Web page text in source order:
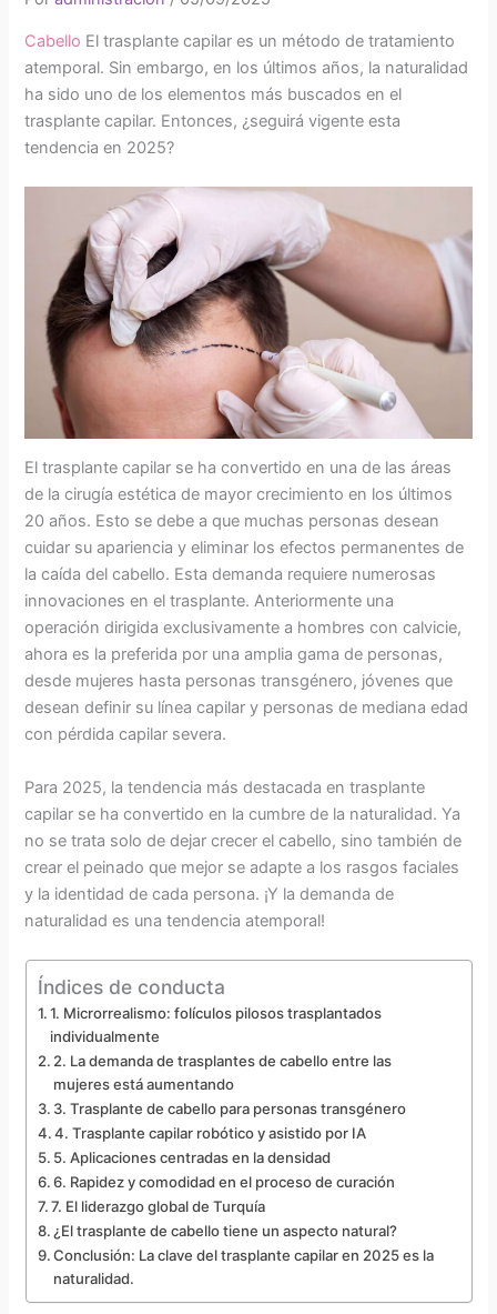
Cabello El trasplante capilar es un método de tratamiento
atemporal. Sin embargo, en los últimos años, la naturalidad
ha sido uno de los elementos más buscados en el
trasplante capilar. Entonces, ¿seguirá vigente esta
tendencia en 2025?
El trasplante capilar se ha convertido en una de las áreas
de la cirugía estética de mayor crecimiento en los últimos
20 años. Esto se debe a que muchas personas desean
cuidar su apariencia y eliminar los efectos permanentes de
la caída del cabello. Esta demanda requiere numerosas
innovaciones en el trasplante. Anteriormente una
operación dirigida exclusivamente a hombres con calvicie,
ahora es la preferida por una amplia gama de personas,
desde mujeres hasta personas transgénero, jóvenes que
desean definir su línea capilar y personas de mediana edad
con pérdida capilar severa.
Para 2025, la tendencia más destacada en trasplante
capilar se ha convertido en la cumbre de la naturalidad. Ya
no se trata solo de dejar crecer el cabello, sino también de
crear el peinado que mejor se adapte a los rasgos faciales
y la identidad de cada persona. ¡Y la demanda de
naturalidad es una tendencia atemporal!
Índices de conducta
1. Microrrealismo: folículos pilosos trasplantados
individualmente
2. La demanda de trasplantes de cabello entre las
mujeres está aumentando
3. Trasplante de cabello para personas transgénero
4. Trasplante capilar robótico y asistido por IA
5. Aplicaciones centradas en la densidad
6. Rapidez y comodidad en el proceso de curación
7. El liderazgo global de Turquía
¿El trasplante de cabello tiene un aspecto natural?
Conclusión: La clave del trasplante capilar en 2025 es la
naturalidad.